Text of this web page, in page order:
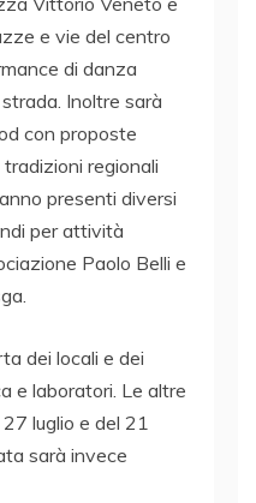
e vie del centro
di danza
Inoltre sarà
con proposte
regionali
presenti diversi
per attività
Paolo Belli e
dei locali e dei
e laboratori. Le altre
luglio e del 21
sarà invece